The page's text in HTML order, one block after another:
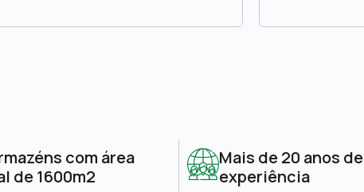
com área
de 1600m2
Mais de 20 anos de
experiência